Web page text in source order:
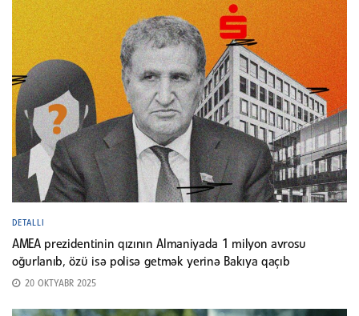
DETALLI
AMEA prezidentinin qızının Almaniyada 1 milyon avrosu
oğurlanıb, özü isə polisə getmək yerinə Bakıya qaçıb
20 OKTYABR 2025